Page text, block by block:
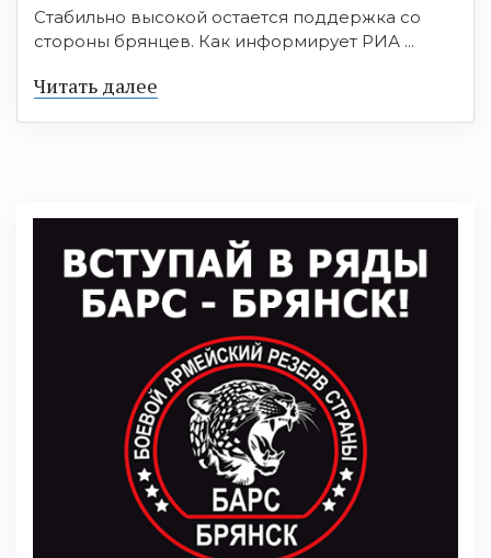
Стабильно высокой остается поддержка со
стороны брянцев. Как информирует РИА ...
Читать далее